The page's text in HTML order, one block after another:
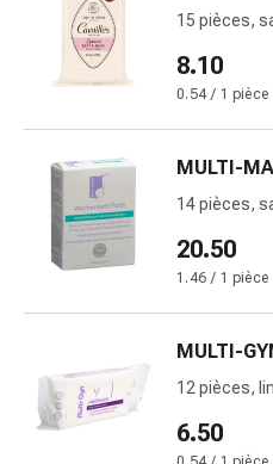
Tampons
médicaux
et
yeux
Troubles
l'oreille
Soins
Gouttes
pour
yeux
15 pièces,
8.10
0.54 / 1 pièce
MULTI-
14 pièces,
20.50
1.46 / 1 pièce
MULTI-
12 pièces,
6.50